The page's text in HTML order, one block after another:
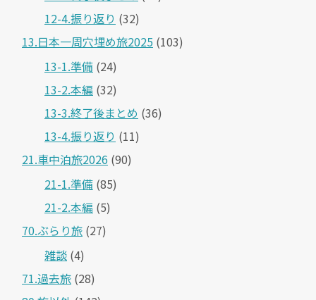
12-4.振り返り (32)
13.日本一周穴埋め旅2025 (103)
13-1.準備 (24)
13-2.本編 (32)
13-3.終了後まとめ (36)
13-4.振り返り (11)
21.車中泊旅2026 (90)
21-1.準備 (85)
21-2.本編 (5)
70.ぶらり旅 (27)
雑談 (4)
71.過去旅 (28)